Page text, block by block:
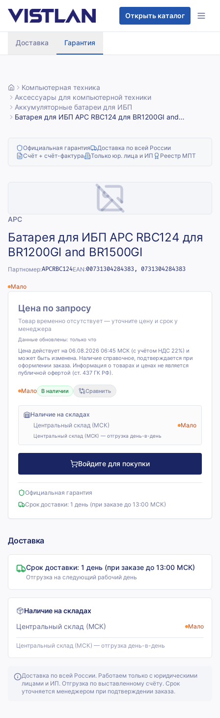
Открыть каталог
Доставка Гарантия
Компьютерная техника
Аксессуары для компьютерной техники
Аккумуляторные батареи для ИБП
Батарея для ИБП APC RBC124 для BR1200GI and
Официальная гарантия
Доставка по всей России
Счёт + счёт-фактура
Только юр. лица и ИП Реестр МПТ
APC
Батарея для ИБП APC RBC124 для
BR1200GI and BR1500GI
Партномер:APCRBC124EAN:00731304284383, 0731304284383
Мало
Цена по запросу
Товар временно отсутствует — уточните цену и срок у
менеджера
Данные обновлены: только что
Цена действует на 06.08.2026 06:45 МСК (с учётом НДС 22%) и
может быть изменена. Наличие справочное, подтверждается при
оформлении заказа. Информация о товарах и ценах не является
публичной офертой (ст. 437 ГК РФ).
Мало В наличии Сравнить
Наличие на складах
Центральный склад (МСК)
Мало
Центральный склад (МСК) — отгрузка день-в-день
Войдите для покупки
Официальная гарантия
Срок доставки: 1 день (при заказе до 13:00 МСК)
Доставка
Срок доставки: 1 день (при заказе до 13:00 МСК)
Отгрузка на следующий рабочий день
Наличие на складах
Центральный склад (МСК)
Мало
Центральный склад (МСК) — отгрузка день-в-день
Доставка по всей России. Работаем только с юридическими
лицами и ИП. Отгрузка по выставленному счёту. Срок
уточняется менеджером при подтверждении заказа.